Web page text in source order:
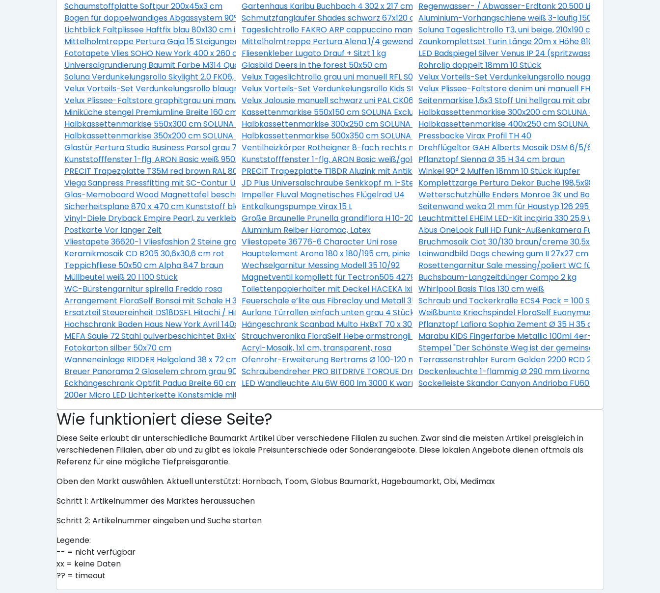
Schaumstoffplatte Softpur 200x45x3 cm Gartenhaus Karibu Buchbach 4 302 x 217 cm terragrauRegenwasser- / Abwasser-Erdtank 20.500 Liter GVT 20.5
Bogen für doppelwandiges Abgassystem 90° FU DN130Schmutzfangläufer Shades schwarz 67x120 cmAluminium-Vorhangschiene weiß 3-läufig 150 cm
Lichtblick Faltplissee Haftfix blau 80x130 cm inkl. SaugnäpfeTageslichtrollo FAKRO ARP cappuccino manuell 94x118 cm (08)Soluna Tageslichtrollo T3, uni beige, 210x190 cm
Mittelholmtreppe Pertura Gaja 15 Steigungen Weiß/Buche-TaubengrauMittelholmtreppe Pertura Alena 1/4 gewendelt mit Einzelstabgeländer 14 Steigungen/ 13 Stufen 85 cm
Zaunkomplettset Turin Länge 20m x Höhe 810 mm inkl.
Fototapete Vlies SOHO New York 400 x 260 cmFliesenkleber Lugato Drauf + Sitzt 1 kg
LED Badspiegel Silver Venus IP 24 (spritzwassergeschützt)
Universalgrundierung Baumit Farbe M314 Quarzgrund 15 kgGlasbild Deers in the forest 50x50 cm
Rohrclip doppelt 18mm 10 Stück
Soluna Verdunkelungsrollo Skylight 2.0 FK06, weiß, 49x99 cmVelux Tageslichtrollo grau uni manuell RFL S04 4161SVelux Vorteils-Set Verdunkelungsrollo nougat uni und
Velux Vorteils-Set Verdunkelungsrollo blaugrau uni und Faltstore Plissee weiß manuell DFD M04 4581SWL
Velux Vorteils-Set Verdunkelungsrollo Kids Straßen plus Faltstore Plissee weiß DFD M10 4655S
Velux Plissee-Faltstore denim uni manuell FHL UK04 1286SWL
Velux Plissee-Faltstore graphitgrau uni manuell FHL MK08 1274SWLVelux Jalousie manuell schwarz uni PAL CK06 7062SSeitenmarkise 1,6x3 Stoff Uni hellgrau mit abnehmbarem
Miniküche stengel Premiumline Breite 160 cm MPGS160 KS Induktion Becken rechtsKassettenmarkise 550x150 cm SOLUNA Exclusiv mit Motor Dessin 8430 Gestell silber
Halbkassettenmarkise 300x200 cm SOLUNA ohne Motor
Halbkassettenmarkise 550x300 cm SOLUNA ohne Motor Dessin A131Halbkassettenmarkise 300x250 cm SOLUNA ohne Motor Dessin 320477Halbkassettenmarkise 400x250 cm SOLUNA ohne Motor
Halbkassettenmarkise 350x200 cm SOLUNA mit Motor Dessin 7838Halbkassettenmarkise 500x350 cm SOLUNA Comfort mit Motor Dessin Trend U190 inkl. Sonnen und
Pressbacke Virax Profil TH 40
Glastür Pertura Studio Business Parsol grau 709x2097x8 mm DIN Links/RechtsVentilheizkörper Rotheigner 8-fach rechts mit Laschen Typ E 500x1100 mm RAL geprüft
Drehflügeltor GAH Alberts Mosaik DSM 6/5/6 inkl.
Kunststofffenster 1-flg. ARON Basic weiß 950x550 mm DIN LinksKunststofffenster 1-flg. ARON Basic weiß/golden oak 1050x650 mm DIN Rechts
Pflanztopf Sienna Ø 35 H 34 cm braun
PRECIT Trapezplatte T35M red brown RAL 8012 2300 x 1095 x 0,63 mmPRECIT Trapezplatte T18DR Aluzink mit Antikondensationsbeschichtung 6100 x 1138 x 0,5 mm
Winkel 90° 2 Muffen 18mm 10 Stück Kupfer
Viega Sanpress Pressfitting mit SC-Contur Übergangsstück 22mmx1/2" AG inox 436483
JD Plus Universalschraube Senkkopf m. I-Stern 4x70 mm galv.verzinkt, 200 Stück
Komplettzarge Pertura Dekor Buche 198,5x98,5x16,0 cm Links
Glas-Memoboard Wood Magnettafel beschriftbar weiss 30x30 cmImpeller Fluval Magnetisches Flügelrad U4
Wetterschutzhülle Enders Monroe 3K und Boston 3K
Sicherheitsplane 870 x 470 cm Kunststoff blauEntkalkungspumpe Virax 15 L
Seitenwand weka 21 mm für Haustyp 126 295 cm natur
Vinyl-Diele Dryback Empire Pearl, zu verkleben, 23x150 cmGroße Braunelle Prunella grandiflora H 10-20 cm Co 0,5 L (6 Stk.)Leuchtmittel EHEIM LED-Kit incpiria 330 25,9 W
Postkarte Vor langer Zeit
Aluminium Reiber Haromac, Latex
Abus OneLook Full HD Funk-Außenkamera Funk Nachtsicht
Vliestapete 36620-1 Vliesfashion 2 Steine grau Vliestapete 36776-6 Character Uni rose
Bruchmosaik Ciot 30/130 braun/creme 30,5x30,5 cm
Keramikmosaik CD B205 30,6x30,6 cm rot
Hauptelement Arona 180 x 180/195 cm, pinie
Leinwandbild Dogs chewing gum II 27x27 cm
Teppichfliese 50x50 cm Alpha 847 braun
Wechselgarnitur Messing Modell 35 10/92
Rosettengarnitur Sale messing/poliert WC für Bad + WC Türen
Müllbeutel weiß 20 l 100 Stück
Magnetventil kompllett für Tectron505 42791000Buchsbaum-Langzeitdünger Compo 2 kg
WC-Bürstengarnitur spirella Freddo rosa
Toilettenpapierhalter mit Deckel HACEKA Ixi edelstahlWhirlpool Basis Tilas 130 cm weiß
Arrangement FloraSelf Bonsai mit Schale H 30-38 cm Ø 25 cm TopfFeuerschale e’lite aus Fibreclay und Metall 35 x 35 x 72 cm grauSchraub und Tackerkralle ECS4 Pack = 100 Stück
Ersatzteil Steuereinheit DS18DSFL Hitachi / HiKOKI 332823Aurlane Türrollen einfach unten grau 4 Stück DE142Weißbunte Kriechspindel FloraSelf Euonymus fortunei
Hochschrank Baden Haus New York Avril 140x35 cm gebleichte Eiche mit Spiegel
Hängeschrank Scanbad Multo HxBxT 70 x 30 x 19cm Pinie greyPflanztopf Lafiora Sophia Zement Ø 35 H 35 cm grau
MEFA Säule 72 Stahl pulverbeschichtet BxHxT 205/1100/47 mm Verkehrsweiß RAL 9016
Strauchveronika FloraSelf Hebe armstrongii 'Green Boys' Ø 12 cm Topf
Marabu KIDS Fingerfarbe Metallic 100ml 4er-Set
Fotokarton silber 50x70 cm
Acryl-Mosaik, 1x1 cm, transparent, rosa
Stempel "Der Schönste Weg ist der gemeinsame"
Wanneneinlage RIDDER Helgoland 38 x 72 cm weiß blauOfenrohr-Erweiterung Bertrams Ø 100-120 mm feueraluminiert silberTerrassenstrahler Eurom Golden 2200 RCD 2200W
Breuer Panorama 2 Glaselem chrom grau 90/50 cm 3457005003262Schraubendreher PRO BITDRIVE TORQUE Drehmoment 1,0 - 5,0 NmDeckenleuchte 1-flammig Ø 290 mm Livorno weiß/titanium
Eckhängeschrank Optifit Padua Breite 60 cm KUPD OED606-9+ Nachbildung Eiche-hell sägerau
LED Wandleuchte Alu 6W 600 lm 3000 K warmweiß HxL 80x130 mm Sania nickel-matt
Sockelleiste Skandor Canyon Andrioba FU60L 19x58x2400 mm
200er Micro LED Lichterkette Konstsmide mit App bernstein
Wie funktioniert diese Seite?
Diese Seite erlaubt dir unterschiedliche Baumarkt Artikel über verschiedene Filialen zu suchen. Zwar sind die meisten Artikel preisgleich in
verschiedenen Filialen, aber ab und zu gibt es lokale Preisunterschiede oder Sonderangebote. Diese lokalen Angebote dienen oftmals als
Referenz für eine mögliche Tiefpreisgarantie.
Oben den Markt auswählen. Aktuell unterstützt: Hornbach, Toom, Globus Baumarkt, Hagebaumarkt, Obi, Medimax
Schritt 1: Artikelnummer des Marktes heraussuchen
Schritt 2: Artikelnummer eingeben und Suche starten
Legende:
-- = nicht verfügbar
xx = keine Daten
?? = timeout